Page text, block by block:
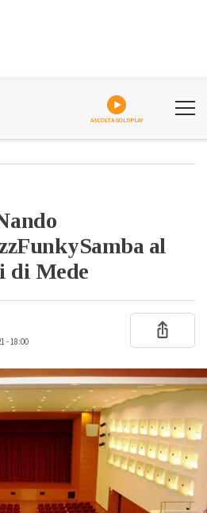
ASCOLTA GOLDPLAY
al
di Mede
- 18:00